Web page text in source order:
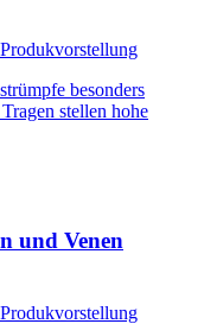
besonders
stellen hohe
und Venen